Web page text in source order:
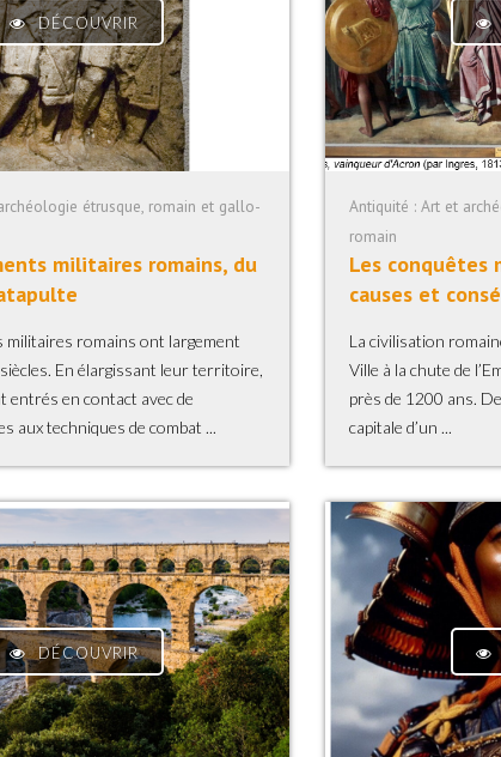
DÉCOUVRIR
étrusque, romain et gallo-
militaires romains, du
militaires romains ont largement
En élargissant leur territoire,
entrés en contact avec de
aux techniques de combat ...
Antiquité : Art et
romain
Les conquêtes
causes et
La civilisation
Ville à la chute de
près de 1200 ans.
capitale d’un ...
DÉCOUVRIR